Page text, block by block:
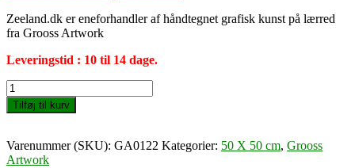
Zeeland.dk er eneforhandler af håndtegnet grafisk kunst på lærred
fra Grooss Artwork
Leveringstid : 10 til 14 dage.
How
do
i
(50
X
Tilføj til kurv
Varenummer (SKU): GA0122 Kategorier: 50 X 50 cm, Grooss
Artwork